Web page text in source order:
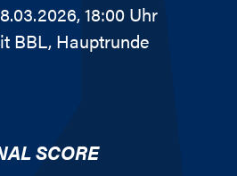
18:00 Uhr
BBL, Hauptrunde
SCORE